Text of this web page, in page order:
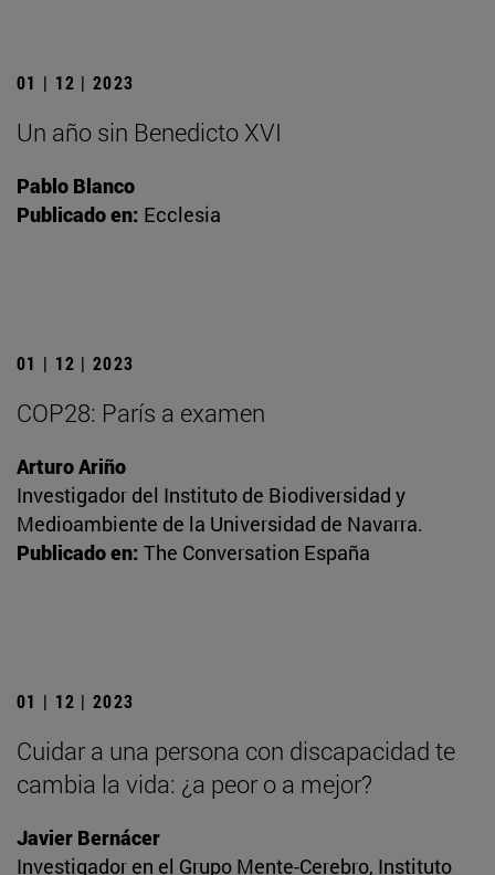
01 | 12 | 2023
Un año sin Benedicto XVI
Pablo Blanco
Publicado en: Ecclesia
01 | 12 | 2023
COP28: París a examen
Arturo Ariño
Investigador del Instituto de Biodiversidad y
Medioambiente de la Universidad de Navarra.
Publicado en: The Conversation España
01 | 12 | 2023
Cuidar a una persona con discapacidad te
cambia la vida: ¿a peor o a mejor?
Javier Bernácer
Investigador en el Grupo Mente-Cerebro, Instituto